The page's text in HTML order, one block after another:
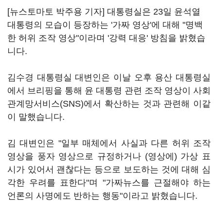
[뉴스토마토 박주용 기자] 대통령실은 23일 윤석열
대통령의 모습이 등장하는 '가짜 영상'에 대해 "명백
한 허위 조작 영상"이라며 '강력 대응' 방침을 밝혔습
니다.
김수경 대통령실 대변인은 이날 오후 용산 대통령실
에서 브리핑을 통해 윤 대통령 관련 조작 영상이 사회
관계망서비스(SNS)에서 확산하는 것과 관련해 이같
이 말했습니다.
김 대변인은 "일부 매체에서 사실과 다른 허위 조작
영상을 풍자 영상으로 규정하거나 (영상에) 가상 표
시가 있어서 괜찮다는 등으로 보도하는 것에 대해 심
각한 우려를 표한다"며 "가짜뉴스를 근절해야 하는
언론의 사명에도 반하는 행동"이라고 밝혔습니다.